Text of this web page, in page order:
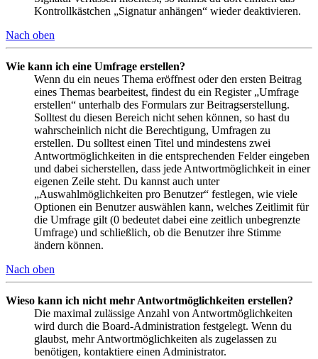
Kontrollkästchen „Signatur anhängen“ wieder deaktivieren.
Nach oben
Wie kann ich eine Umfrage erstellen?
Wenn du ein neues Thema eröffnest oder den ersten Beitrag
eines Themas bearbeitest, findest du ein Register „Umfrage
erstellen“ unterhalb des Formulars zur Beitragserstellung.
Solltest du diesen Bereich nicht sehen können, so hast du
wahrscheinlich nicht die Berechtigung, Umfragen zu
erstellen. Du solltest einen Titel und mindestens zwei
Antwortmöglichkeiten in die entsprechenden Felder eingeben
und dabei sicherstellen, dass jede Antwortmöglichkeit in einer
eigenen Zeile steht. Du kannst auch unter
„Auswahlmöglichkeiten pro Benutzer“ festlegen, wie viele
Optionen ein Benutzer auswählen kann, welches Zeitlimit für
die Umfrage gilt (0 bedeutet dabei eine zeitlich unbegrenzte
Umfrage) und schließlich, ob die Benutzer ihre Stimme
ändern können.
Nach oben
Wieso kann ich nicht mehr Antwortmöglichkeiten erstellen?
Die maximal zulässige Anzahl von Antwortmöglichkeiten
wird durch die Board-Administration festgelegt. Wenn du
glaubst, mehr Antwortmöglichkeiten als zugelassen zu
benötigen, kontaktiere einen Administrator.